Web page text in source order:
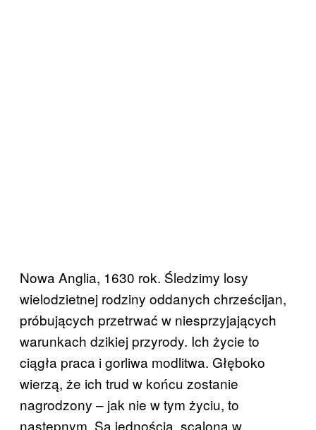
Nowa Anglia, 1630 rok. Śledzimy losy
wielodzietnej rodziny oddanych chrześcijan,
próbujących przetrwać w niesprzyjających
warunkach dzikiej przyrody. Ich życie to
ciągła praca i gorliwa modlitwa. Głęboko
wierzą, że ich trud w końcu zostanie
nagrodzony – jak nie w tym życiu, to
następnym. Są jednością, scaloną w